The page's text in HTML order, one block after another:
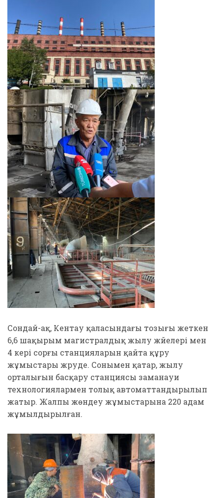
Сондай-ақ, Кентау қаласындағы тозығы жеткен
6,6 шақырым магистралдық жылу жүйелері мен
4 кері сорғы станцияларын қайта құру
жұмыстары жүруде. Сонымен қатар, жылу
орталығын басқару станциясы заманауи
технологиялармен толық автоматтандырылып
жатыр. Жалпы жөндеу жұмыстарына 220 адам
жұмылдырылған.